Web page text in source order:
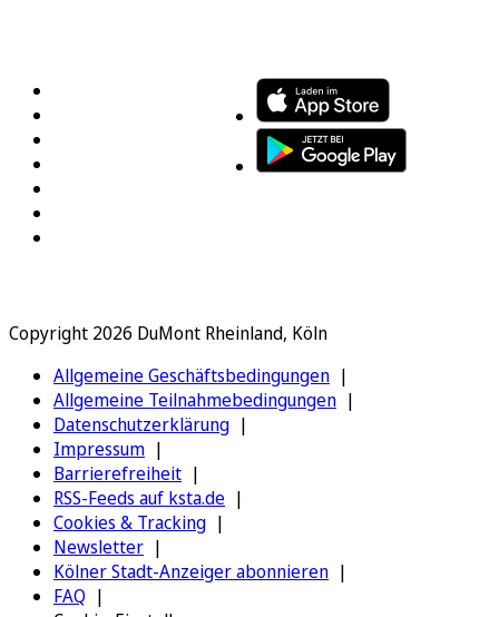
Copyright 2026 DuMont Rheinland, Köln
Allgemeine Geschäftsbedingungen
Allgemeine Teilnahmebedingungen
Datenschutzerklärung
Impressum
Barrierefreiheit
RSS-Feeds auf ksta.de
Cookies & Tracking
Newsletter
Kölner Stadt-Anzeiger abonnieren
FAQ